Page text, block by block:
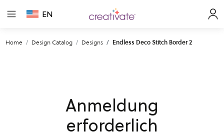
EN
Home Design Catalog Designs Endless Deco Stitch Border 2
Anmeldung
erforderlich